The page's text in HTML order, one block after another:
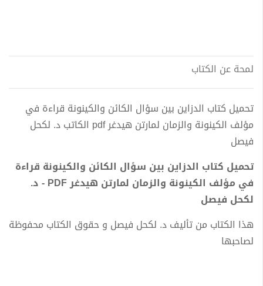
لمحة عن الكتاب
تحميل كتاب الدزاين بين سؤال الكائن والكينونة قراءة في
مؤلف الكينونة والزمان لمارتن هيدغر pdf الكاتب د. لكحل
فيصل
تحميل كتاب الدزاين بين سؤال الكائن والكينونة قراءة
في مؤلف الكينونة والزمان لمارتن هيدغر PDF - د.
لكحل فيصل
هذا الكتاب من تأليف د. لكحل فيصل و حقوق الكتاب محفوظة
لصاحبها